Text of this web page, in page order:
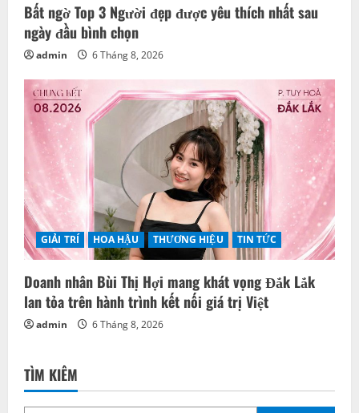
Bất ngờ Top 3 Người đẹp được yêu thích nhất sau
ngày đầu bình chọn
admin 6 Tháng 8, 2026
GIẢI TRÍ HOA HẬU THƯƠNG HIỆU TIN TỨC
Doanh nhân Bùi Thị Hợi mang khát vọng Đắk Lắk
lan tỏa trên hành trình kết nối giá trị Việt
admin 6 Tháng 8, 2026
TÌM KIẾM